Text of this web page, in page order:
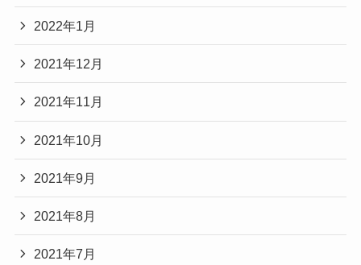
2022年1月
2021年12月
2021年11月
2021年10月
2021年9月
2021年8月
2021年7月